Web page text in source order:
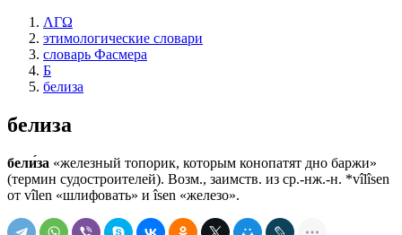
ΛΓΩ
этимологические словари
словарь Фасмера
Б
белиза
белиза
бели́за «железный топорик, которым конопатят дно баржи»
(термин судостроителей). Возм., заимств. из ср.-нж.-н. *vîlîsen
от vîlen «шлифовать» и îsen «железо».